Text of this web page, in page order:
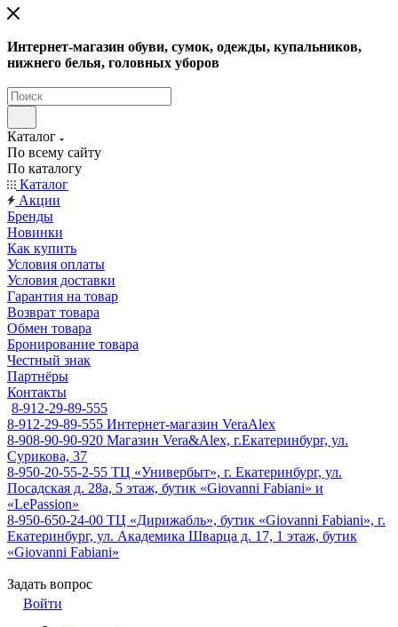
Интернет-магазин обуви, сумок, одежды, купальников,
нижнего белья, головных уборов
Каталог
По всему сайту
По каталогу
Каталог
Акции
Бренды
Новинки
Как купить
Условия оплаты
Условия доставки
Гарантия на товар
Возврат товара
Обмен товара
Бронирование товара
Честный знак
Партнёры
Контакты
8-912-29-89-555
8-912-29-89-555 Интернет-магазин VeraAlex
8-908-90-90-920 Магазин Vera&Alex, г.Екатеринбург, ул.
Сурикова, 37
8-950-20-55-2-55 ТЦ «Универбыт», г. Екатеринбург, ул.
Посадская д. 28а, 5 этаж, бутик «Giovanni Fabiani» и
«LePassion»
8-950-650-24-00 ТЦ «Дирижабль», бутик «Giovanni Fabiani», г.
Екатеринбург, ул. Академика Шварца д. 17, 1 этаж, бутик
«Giovanni Fabiani»
Задать вопрос
Войти